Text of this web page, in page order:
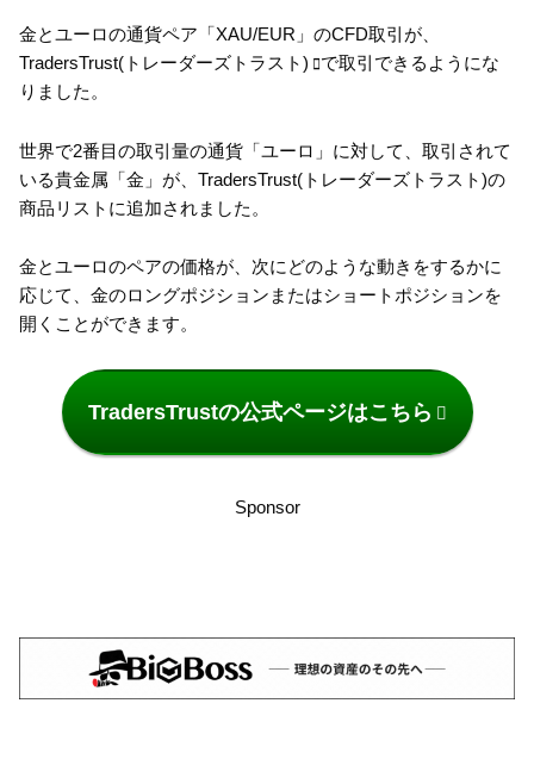
金とユーロの通貨ペア「XAU/EUR」のCFD取引が、
TradersTrust(トレーダーズトラスト)
で取引できるようにな
りました。
世界で2番目の取引量の通貨「ユーロ」に対して、取引されて
いる貴金属「金」が、TradersTrust(トレーダーズトラスト)の
商品リストに追加されました。
金とユーロのペアの価格が、次にどのような動きをするかに
応じて、金のロングポジションまたはショートポジションを
開くことができます。
TradersTrustの公式ページはこちら
Sponsor